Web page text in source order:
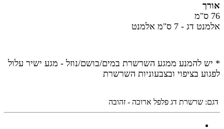
אורך
76 ס"מ
אלמנט דג - 7 ס"מ אלמנט
* יש להמנע ממגע השרשרת במים/בושם/נוזל - מגע ישיר עלול
לפגוע בציפוי ובצבעוניות השרשרת
דגם: שרשרת דג פלפל ארוכה - זהובה